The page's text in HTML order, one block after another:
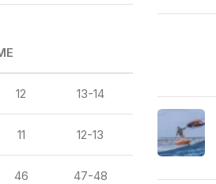
12 13-14
11 12-13
46 47-48